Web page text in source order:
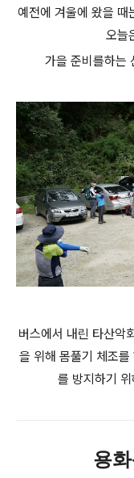
예전에 겨울에 왔을 때
오늘
가을 준비를하는
버스에서 내린 타산악
을 위해 몸풀기 체조
를 방지하기